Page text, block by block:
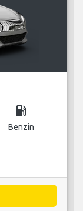
local_gas_station
Benzin